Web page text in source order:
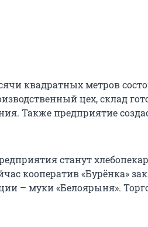
квадратных метров
цех, склад
Также предприятие
станут
кооператив «Бурёнка»
– муки «Белоярыня».